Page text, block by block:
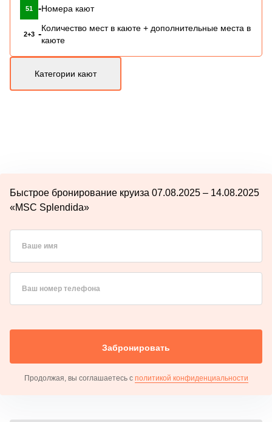
51 -Номера кают
2+3 -
Количество мест в каюте + дополнительные места в
каюте
Категории кают
Быстрое бронирование круиза 07.08.2025 – 14.08.2025
«MSC Splendida»
Ваше имя
Ваш номер телефона
Забронировать
Продолжая, вы соглашаетесь с политикой конфиденциальности